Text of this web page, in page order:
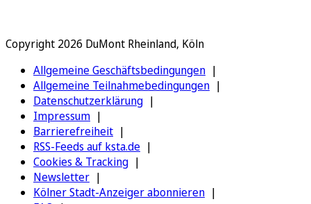
Copyright 2026 DuMont Rheinland, Köln
Allgemeine Geschäftsbedingungen
Allgemeine Teilnahmebedingungen
Datenschutzerklärung
Impressum
Barrierefreiheit
RSS-Feeds auf ksta.de
Cookies & Tracking
Newsletter
Kölner Stadt-Anzeiger abonnieren